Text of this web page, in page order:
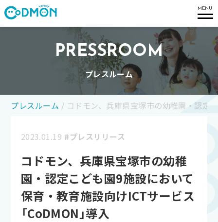
MENU
PRESSROOM
プレスルーム
プレスルーム / コドモン、兵庫県宝塚市の幼稚園・認定
2023.01.19 #プレスリリース
コドモン、兵庫県宝塚市の幼稚
園・認定こども園9施設において
保育・教育施設向けICTサービス
「CoDMON」導入